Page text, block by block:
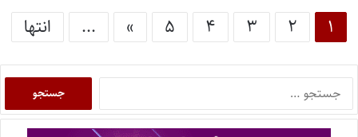
۱ ۲ ۳ ۴ ۵ »
... انتها